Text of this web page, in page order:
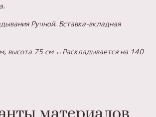
Ручной. Вставка-вкладная
высота 75 см ↔️Раскладывается на 140